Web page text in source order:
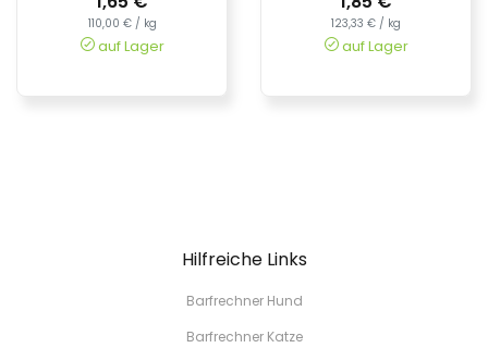
110,00 € / kg
auf Lager
123,33 € / kg
auf Lager
Hilfreiche Links
Barfrechner Hund
Barfrechner Katze